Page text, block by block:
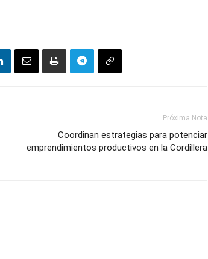
Próxima Nota
Coordinan estrategias para potenciar
emprendimientos productivos en la Cordillera